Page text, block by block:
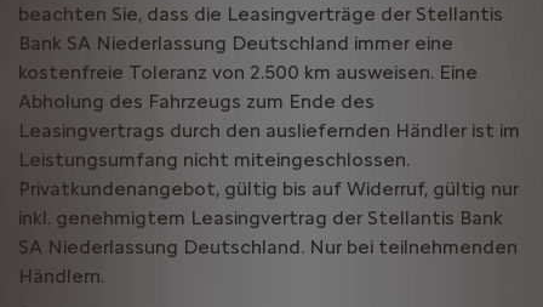
beachten Sie, dass die Leasingverträge der Stellantis
Bank SA Niederlassung Deutschland immer eine
kostenfreie Toleranz von 2.500 km ausweisen. Eine
Abholung des Fahrzeugs zum Ende des
Leasingvertrags durch den ausliefernden Händler ist im
Leistungsumfang nicht miteingeschlossen.
Privatkundenangebot, gültig bis auf Widerruf, gültig nur
inkl. genehmigtem Leasingvertrag der Stellantis Bank
SA Niederlassung Deutschland. Nur bei teilnehmenden
Händlern.